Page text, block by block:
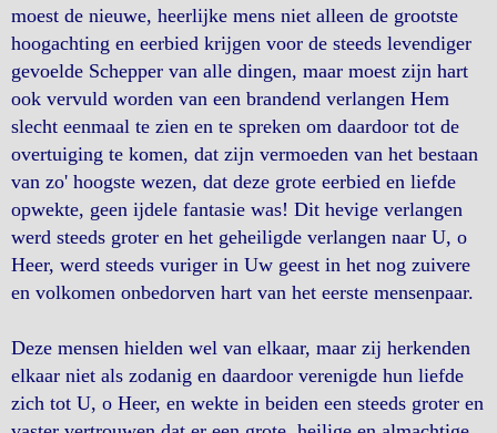
moest de nieuwe, heerlijke mens niet alleen de grootste
hoogachting en eerbied krijgen voor de steeds levendiger
gevoelde Schepper van alle dingen, maar moest zijn hart
ook vervuld worden van een brandend verlangen Hem
slecht eenmaal te zien en te spreken om daardoor tot de
overtuiging te komen, dat zijn vermoeden van het bestaan
van zo' hoogste wezen, dat deze grote eerbied en liefde
opwekte, geen ijdele fantasie was! Dit hevige verlangen
werd steeds groter en het geheiligde verlangen naar U, o
Heer, werd steeds vuriger in Uw geest in het nog zuivere
en volkomen onbedorven hart van het eerste mensenpaar.
Deze mensen hielden wel van elkaar, maar zij herkenden
elkaar niet als zodanig en daardoor verenigde hun liefde
zich tot U, o Heer, en wekte in beiden een steeds groter en